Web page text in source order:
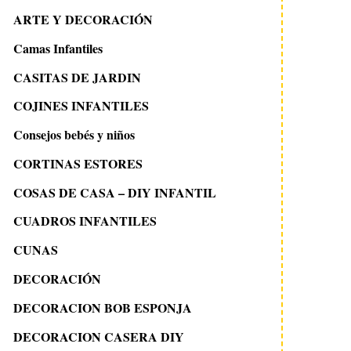
ARTE Y DECORACIÓN
Camas Infantiles
CASITAS DE JARDIN
COJINES INFANTILES
Consejos bebés y niños
CORTINAS ESTORES
COSAS DE CASA – DIY INFANTIL
CUADROS INFANTILES
CUNAS
DECORACIÓN
DECORACION BOB ESPONJA
DECORACION CASERA DIY